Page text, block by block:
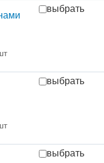
выбрать
выбрать
выбрать